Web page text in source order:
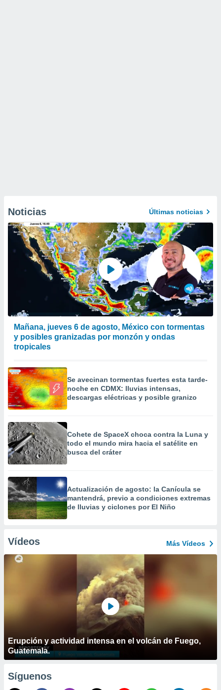
Noticias Últimas noticias
Mañana, jueves 6 de agosto, México con tormentas
y posibles granizadas por monzón y ondas
tropicales
Se avecinan tormentas fuertes esta tarde-
noche en CDMX: lluvias intensas,
descargas eléctricas y posible granizo
Cohete de SpaceX choca contra la Luna y
todo el mundo mira hacia el satélite en
busca del cráter
Actualización de agosto: la Canícula se
mantendrá, previo a condiciones extremas
de lluvias y ciclones por El Niño
Vídeos Más Vídeos
Erupción y actividad intensa en el volcán de Fuego,
Guatemala.
Síguenos